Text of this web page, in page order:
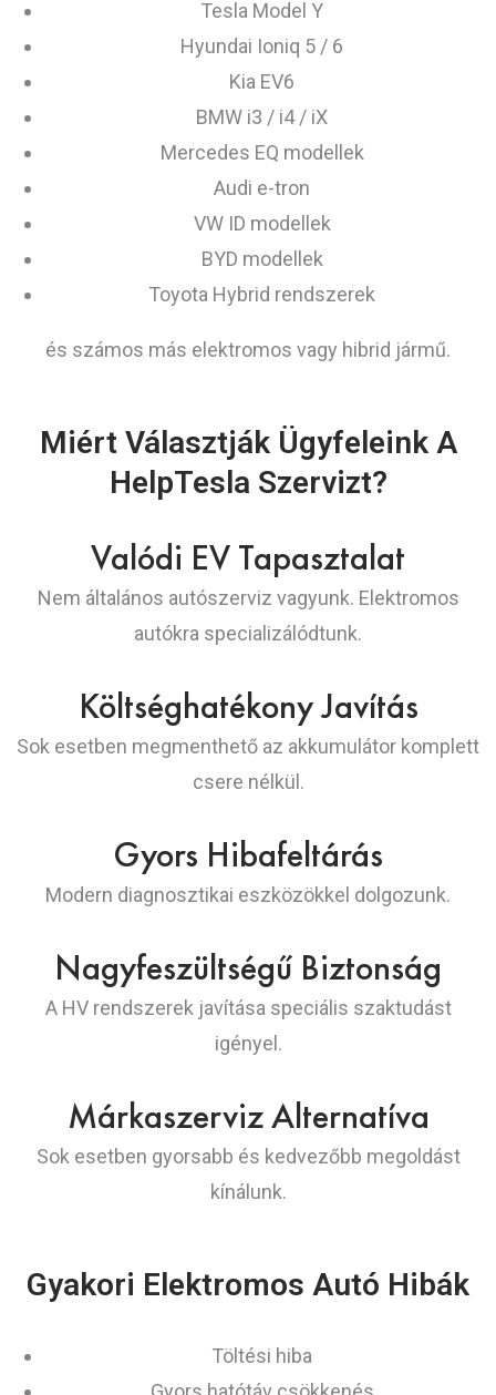
Tesla Model Y
Hyundai Ioniq 5 / 6
Kia EV6
BMW i3 / i4 / iX
Mercedes EQ modellek
Audi e-tron
VW ID modellek
BYD modellek
Toyota Hybrid rendszerek
és számos más elektromos vagy hibrid jármű.
Miért Választják Ügyfeleink A
HelpTesla Szervizt?
Valódi EV Tapasztalat
Nem általános autószerviz vagyunk. Elektromos
autókra specializálódtunk.
Költséghatékony Javítás
Sok esetben megmenthető az akkumulátor komplett
csere nélkül.
Gyors Hibafeltárás
Modern diagnosztikai eszközökkel dolgozunk.
Nagyfeszültségű Biztonság
A HV rendszerek javítása speciális szaktudást
igényel.
Márkaszerviz Alternatíva
Sok esetben gyorsabb és kedvezőbb megoldást
kínálunk.
Gyakori Elektromos Autó Hibák
Töltési hiba